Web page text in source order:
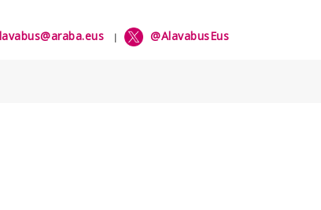
alavabus | @AlavabusEus